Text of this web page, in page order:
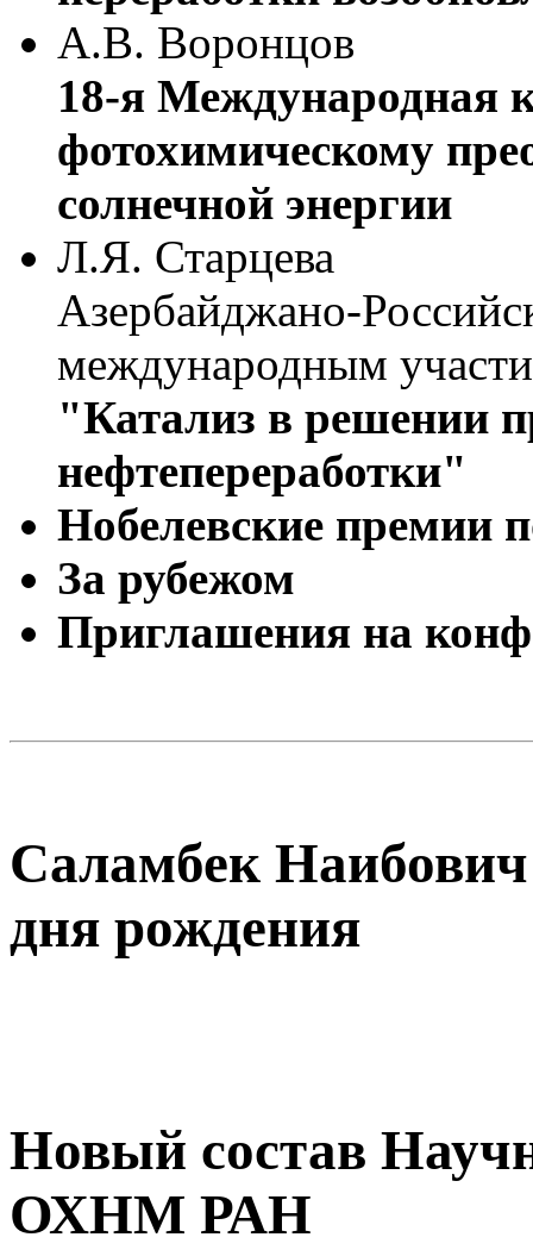
А.В. Воронцов
18-я Международная
фотохимическому
солнечной энергии
Л.Я. Старцева
Азербайджано-
международным
"Катализ в решении
нефтепереработки"
Нобелевские премии
За рубежом
Приглашения на
Саламбек
дня рождения
Новый состав
ОХНМ РАН